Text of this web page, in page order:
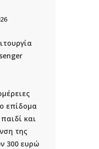
επίδομα
και
της
300 ευρώ